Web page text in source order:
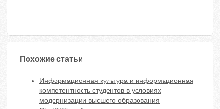
Похожие статьи
Информационная культура и информационная
компетентность студентов в условиях
модернизации высшего образования